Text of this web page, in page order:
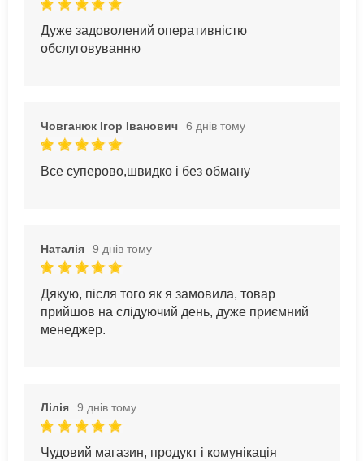
Дуже задоволений оперативністю
обслуговуванню
Човганюк Ігор Іванович 6 днів тому
Все суперово,швидко і без обману
Наталія 9 днів тому
Дякую, після того як я замовила, товар
прийшов на слідуючий день, дуже приємний
менеджер.
Лілія 9 днів тому
Чудовий магазин, продукт і комунікація